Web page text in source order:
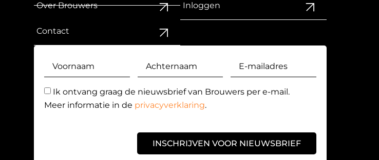
Over Brouwers
Contact
Inloggen
Ik ontvang graag de nieuwsbrief van Brouwers per e-mail.
Meer informatie in de privacyverklaring.
INSCHRIJVEN VOOR NIEUWSBRIEF